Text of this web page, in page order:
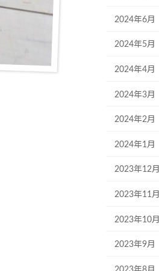
2024年6月
2024年5月
2024年4月
2024年3月
2024年2月
2024年1月
2023年12月
2023年11月
2023年10月
2023年9月